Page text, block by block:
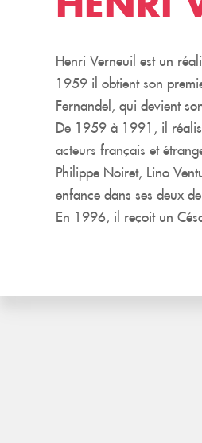
Henri Verneuil est un
1959 il obtient son
Fernandel, qui devient
De 1959 à 1991, il
acteurs français et
Philippe Noiret, Lino
enfance dans ses deux
En 1996, il reçoit un